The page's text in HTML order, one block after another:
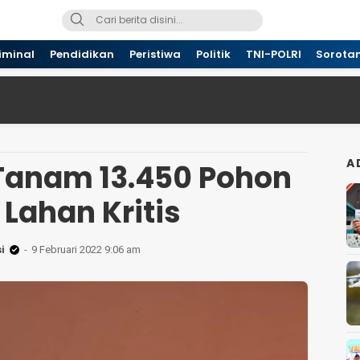
Pendidikan Peristiwa Politik TNI-POLRI
13.450 Pohon
Kritis
9 Februari 2022 9:06 am